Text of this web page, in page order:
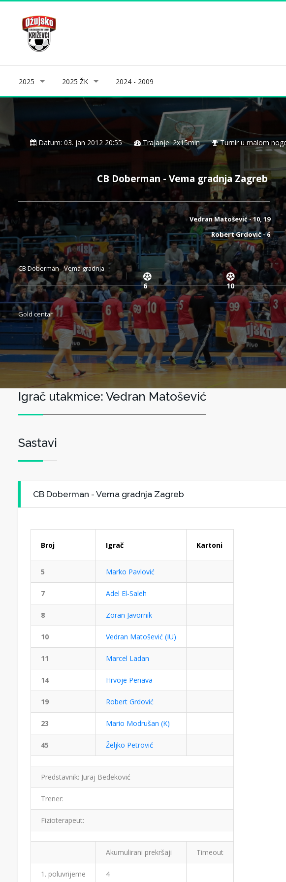
2025 2025 ŽK 2024 - 2009
Datum: 03. jan 2012 20:55 Trajanje: 2x15min Turnir u malom
CB Doberman - Vema gradnja Zagreb
Vedran Matošević - 10, 19
Robert Grdović - 6
CB Doberman - Vema gradnja
6 10
Gold centar
Igrač utakmice: Vedran Matošević
Sastavi
CB Doberman - Vema gradnja Zagreb
Broj Igrač Kartoni
5 Marko Pavlović
7 Adel El-Saleh
8 Zoran Javornik
10 Vedran Matošević (IU)
11 Marcel Ladan
14 Hrvoje Penava
19 Robert Grdović
23 Mario Modrušan (K)
45 Željko Petrović
Predstavnik: Juraj Bedeković
Trener:
Fizioterapeut:
Akumulirani prekršaji Timeout
1. poluvrijeme 4